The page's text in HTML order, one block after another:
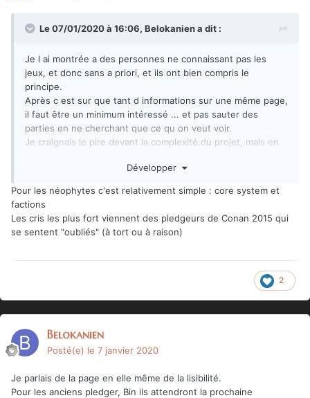
Le 07/01/2020 à 16:06, Belokaniena dit :
Je l ai montrée a des personnes ne connaissant pas les
jeux, et donc sans a priori, et ils ont bien compris le
principe.
Après c est sur que tant d informations sur une même page,
il faut être un minimum intéressé ... et pas sauter des
parties en ne cherchant que ce qu on veut voir.
Je craignais le pire devant la complexité du projet, mais en
Développer
Pour les néophytes c'est relativement simple : core system et
factions
Les cris les plus fort viennent des pledgeurs de Conan 2015 qui
se sentent "oubliés" (à tort ou à raison)
2
Belokanien
Posté(e) le 7 janvier 2020
Je parlais de la page en elle même de la lisibilité.
Pour les anciens pledger, Bin ils attendront la prochaine